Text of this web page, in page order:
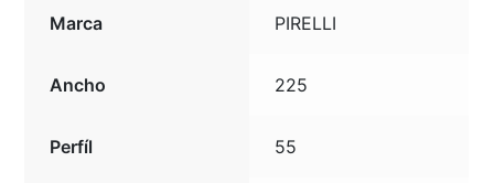
Marca PIRELLI
Ancho 225
Perfíl 55